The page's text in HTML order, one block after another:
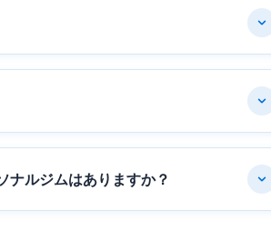
ナルジムはありますか？